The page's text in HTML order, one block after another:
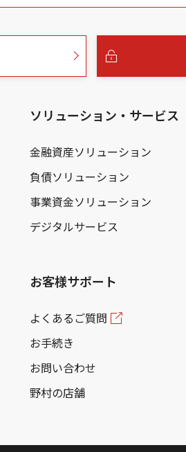
ソリューション・サービス
金融資産ソリューション
負債ソリューション
事業資金ソリューション
デジタルサービス
お客様サポート
よくあるご質問
お手続き
お問い合わせ
野村の店舗